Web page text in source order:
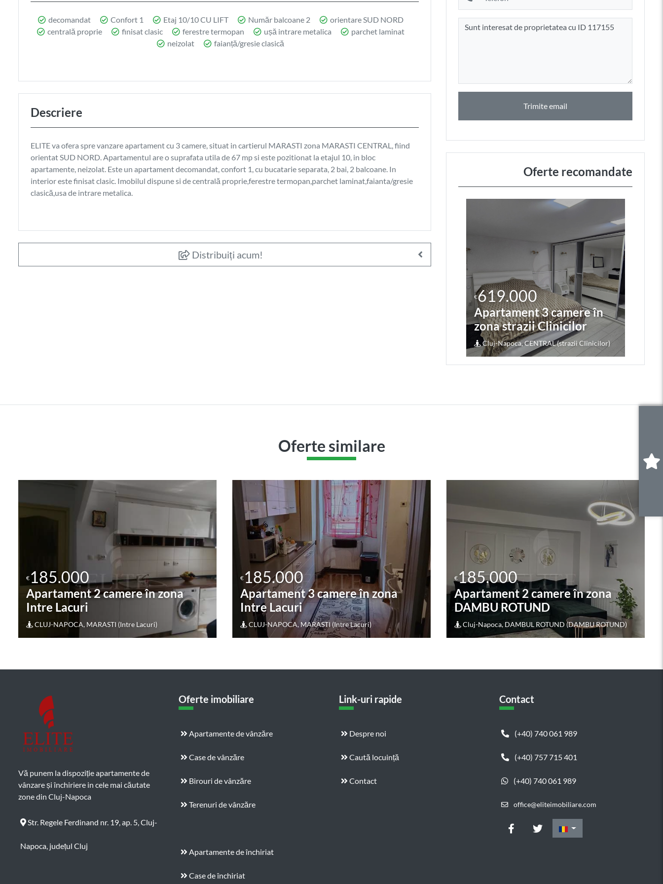
decomandat Confort 1 Etaj 10/10 CU LIFT Număr balcoane 2
orientare SUD NORD
centrală proprie
finisat clasic ferestre termopan ușă intrare metalica
parchet laminat
neizolat
faianță/gresie clasică
Descriere
ELITE va ofera spre vanzare apartament cu 3 camere, situat in cartierul MARASTI zona MARASTI CENTRAL, fiind
orientat SUD NORD. Apartamentul are o suprafata utila de 67 mp si este pozitionat la etajul 10, in bloc
apartamente, neizolat. Este un apartament decomandat, confort 1, cu bucatarie separata, 2 bai, 2 balcoane. In
interior este finisat clasic. Imobilul dispune si de centrală proprie,ferestre termopan,parchet laminat,faianta/gresie
clasică,usa de intrare metalica.
Distribuiți acum!
Trimite email
Oferte recomandate
€619.000
Apartament 3 camere în
zona strazii Clinicilor
Cluj-Napoca, CENTRAL (strazii Clinicilor)
Oferte similare
€ 185.000
Apartament 2 camere în zona
Intre Lacuri
CLUJ-NAPOCA, MARASTI (Intre Lacuri)
€ 185.000
Apartament 3 camere în zona
Intre Lacuri
CLUJ-NAPOCA, MARASTI (Intre Lacuri)
€185.000
Apartament 2 camere în zona
DAMBU ROTUND
Cluj-Napoca, DAMBUL ROTUND (DAMBU ROTUND)
Vă punem la dispoziție apartamente de
vânzare și închiriere in cele mai căutate
zone din Cluj-Napoca
Str. Regele Ferdinand nr. 19, ap. 5, Cluj-
Napoca, județul Cluj
Oferte imobiliare
Apartamente de vânzăre
Case de vânzăre
Birouri de vânzăre
Terenuri de vânzăre
Apartamente de închiriat
Case de închiriat
Link-uri rapide
Despre noi
Caută locuință
Contact
Contact
(+40) 740 061 989
(+40) 757 715 401
(+40) 740 061 989
office@eliteimobiliare.com